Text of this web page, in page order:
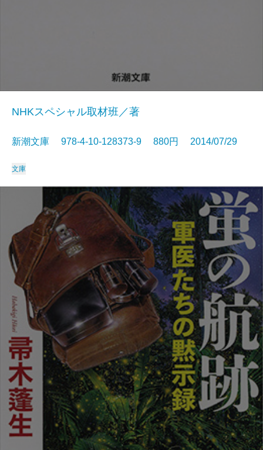
NHKスペシャル取材班／著
新潮文庫 978-4-10-128373-9 880円 2014/07/29
文庫